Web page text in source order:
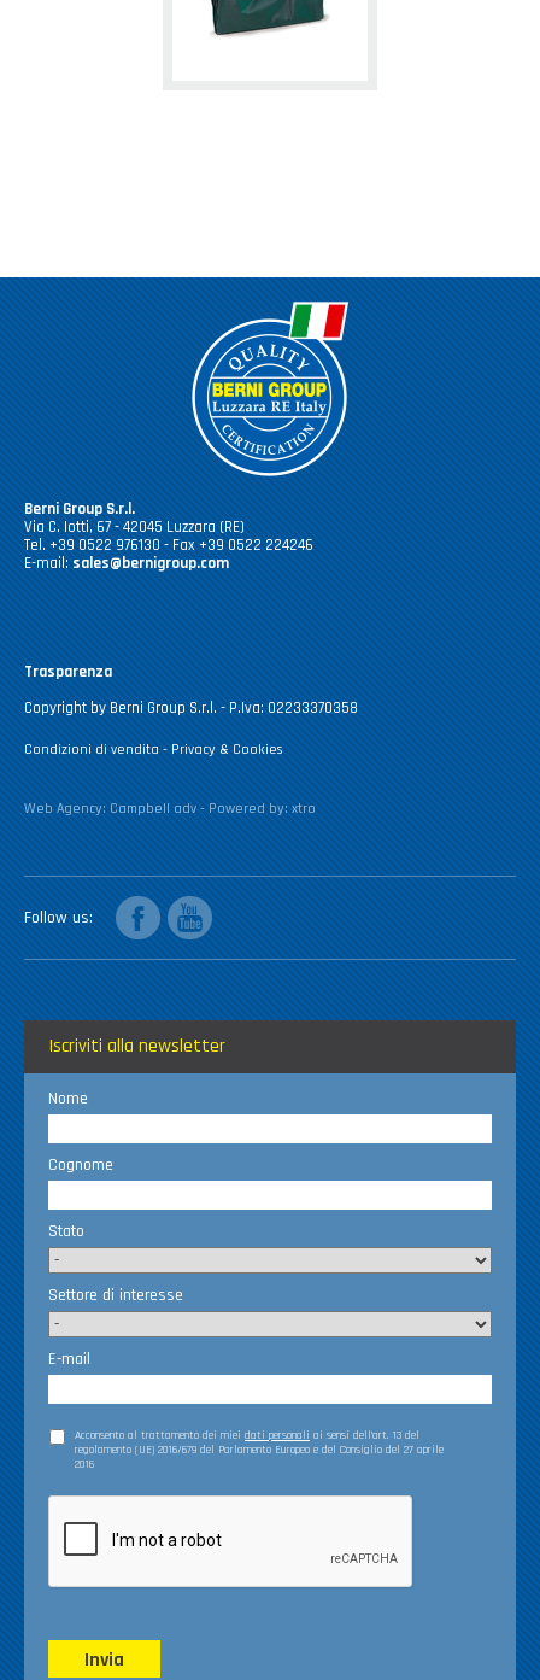
Berni Group S.r.l.
Via C. Iotti, 67 - 42045 Luzzara (RE)
Tel. +39 0522 976130 - Fax +39 0522 224246
E-mail: sales@bernigroup.com
Trasparenza
Copyright by Berni Group S.r.l. - P.Iva: 02233370358
Condizioni di vendita - Privacy & Cookies
Web Agency: Campbell adv - Powered by: xtro
Follow us
facebookyoutube
Iscriviti alla newsletter
Nome
Cognome
Stato
Settore di interesse
E-mail
Acconsento al trattamento dei miei dati personali ai sensi dell’art. 13 del
regolamento (UE) 2016/679 del Parlamento Europeo e del Consiglio del 27 aprile
2016
Invia